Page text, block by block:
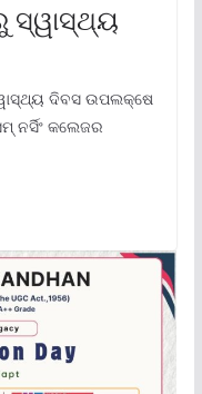
ସ୍ୱାସ୍ଥ୍ୟ
ଦିବସ ଉପଲକ୍ଷେ
ନର୍ସିଂ କଲେଜର